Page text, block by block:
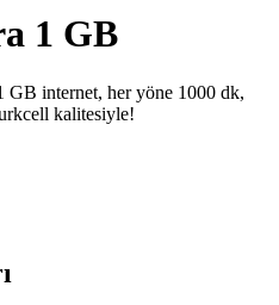
1 GB
GB internet, her yöne 1000 dk,
kalitesiyle!